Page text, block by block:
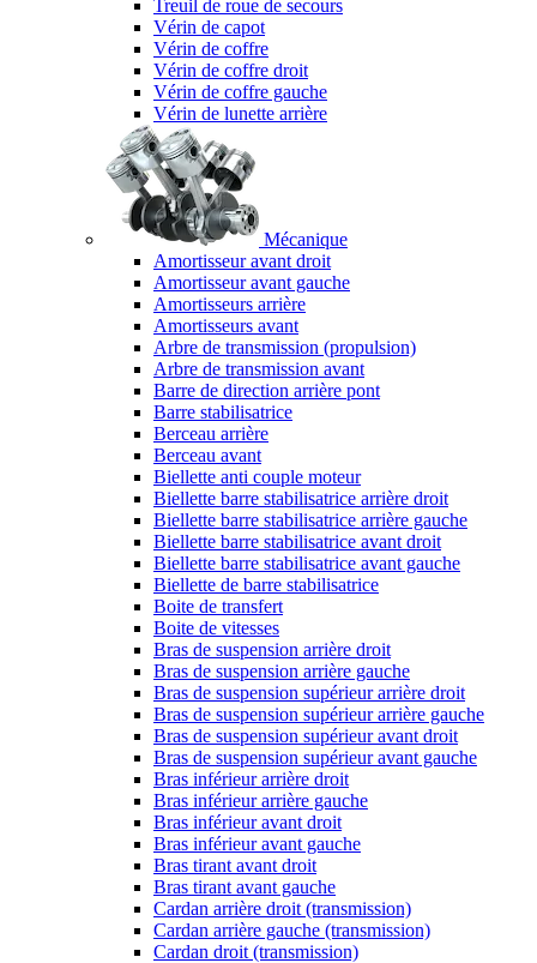
Treuil de roue de secours
Vérin de capot
Vérin de coffre
Vérin de coffre droit
Vérin de coffre gauche
Vérin de lunette arrière
Mécanique
Amortisseur avant droit
Amortisseur avant gauche
Amortisseurs arrière
Amortisseurs avant
Arbre de transmission (propulsion)
Arbre de transmission avant
Barre de direction arrière pont
Barre stabilisatrice
Berceau arrière
Berceau avant
Biellette anti couple moteur
Biellette barre stabilisatrice arrière droit
Biellette barre stabilisatrice arrière gauche
Biellette barre stabilisatrice avant droit
Biellette barre stabilisatrice avant gauche
Biellette de barre stabilisatrice
Boite de transfert
Boite de vitesses
Bras de suspension arrière droit
Bras de suspension arrière gauche
Bras de suspension supérieur arrière droit
Bras de suspension supérieur arrière gauche
Bras de suspension supérieur avant droit
Bras de suspension supérieur avant gauche
Bras inférieur arrière droit
Bras inférieur arrière gauche
Bras inférieur avant droit
Bras inférieur avant gauche
Bras tirant avant droit
Bras tirant avant gauche
Cardan arrière droit (transmission)
Cardan arrière gauche (transmission)
Cardan droit (transmission)